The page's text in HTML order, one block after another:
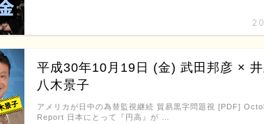
平成30年10月19日 (金) 武田邦彦 ×
八木景子
アメリカが日中の為替監視継続 貿易黒字問題視 [PDF]
Report 日本にとって『円高』が …